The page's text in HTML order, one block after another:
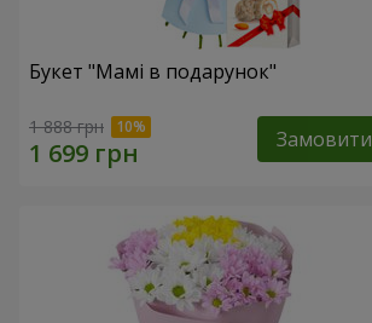
Букет "Мамі в подарунок"
1 888 грн Замовити